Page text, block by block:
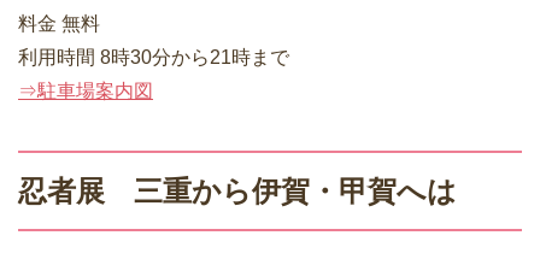
料金 無料
利用時間 8時30分から21時まで
⇒駐車場案内図
忍者展 三重から伊賀・甲賀へは